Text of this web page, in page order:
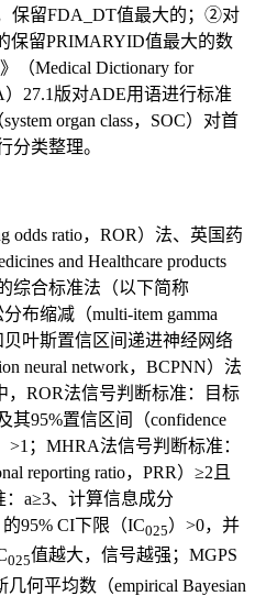
保留FDA_DT值最大的；②对
保留PRIMARYID值最大的数
（Medical Dictionary for
）27.1版对ADE用语进行标准
organ class，SOC）对首
分类整理。
odds ratio，ROR）法、英国药
and Healthcare products
综合标准法（以下简称
布缩减（multi-item gamma
贝叶斯置信区间递进神经网络
neural network，BCPNN）法
，ROR法信号判断标准：目标
其95%置信区间（confidence
>1；MHRA法信号判断标准：
reporting ratio，PRR）≥2且
a≥3、计算信息成分
的95% CI下限（IC025）>0，并
025值越大，信号越强；MGPS
何平均数（empirical Bayesian